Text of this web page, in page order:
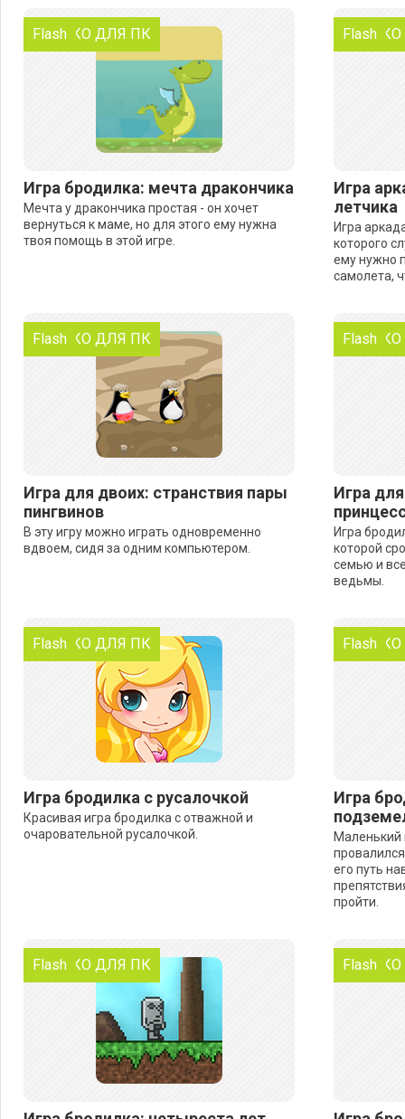
ТОЛЬКО ДЛЯ ПК
Flash
Игра бродилка: мечта дракончика
Мечта у дракончика простая - он хочет
вернуться к маме, но для этого ему нужна
твоя помощь в этой игре.
Flash
Игра
летчика
Игра
которого
ему нужно
самолета,
ТОЛЬКО ДЛЯ ПК
Flash
Игра для двоих: странствия пары
пингвинов
В эту игру можно играть одновременно
вдвоем, сидя за одним компьютером.
Flash
Игра
Игра
которой
семью и
ведьмы.
ТОЛЬКО ДЛЯ ПК
Flash
Игра бродилка с русалочкой
Красивая игра бродилка с отважной и
очаровательной русалочкой.
Flash
Игра
Маленький
его путь
пройти.
ТОЛЬКО ДЛЯ ПК
Flash Flash